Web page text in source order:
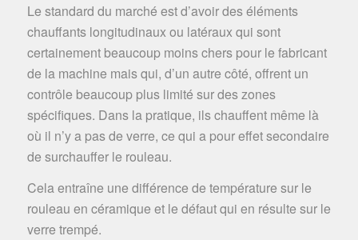
Le standard du marché est d’avoir des éléments
chauffants longitudinaux ou latéraux qui sont
certainement beaucoup moins chers pour le fabricant
de la machine mais qui, d’un autre côté, offrent un
contrôle beaucoup plus limité sur des zones
spécifiques. Dans la pratique, ils chauffent même là
où il n’y a pas de verre, ce qui a pour effet secondaire
de surchauffer le rouleau.
Cela entraîne une différence de température sur le
rouleau en céramique et le défaut qui en résulte sur le
verre trempé.